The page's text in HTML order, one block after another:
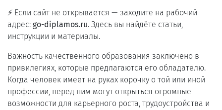
⚡ Если сайт не открывается — заходите на рабочий
адрес: go-diplamos.ru. Здесь вы найдёте статьи,
инструкции и материалы.
Важность качественного образования заключено в
привилегиях, которые предлагаются его обладателю.
Когда человек имеет на руках корочку о той или иной
профессии, перед ним могут открыться огромные
возможности для карьерного роста, трудоустройства и